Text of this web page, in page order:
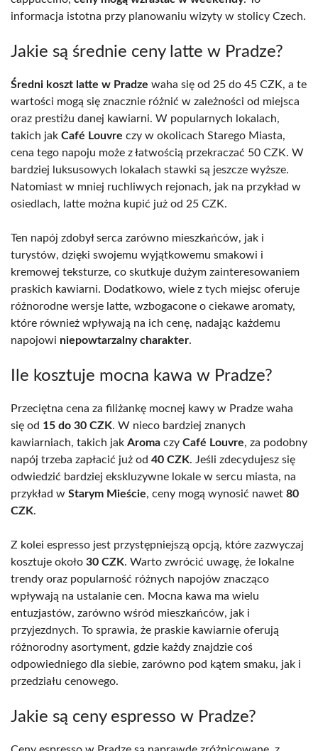
informacja istotna przy planowaniu wizyty w stolicy Czech.
Jakie są średnie ceny latte w Pradze?
Średni koszt latte w Pradze waha się od 25 do 45 CZK, a te
wartości mogą się znacznie różnić w zależności od miejsca
oraz prestiżu danej kawiarni. W popularnych lokalach,
takich jak Café Louvre czy w okolicach Starego Miasta,
cena tego napoju może z łatwością przekraczać 50 CZK. W
bardziej luksusowych lokalach stawki są jeszcze wyższe.
Natomiast w mniej ruchliwych rejonach, jak na przykład w
osiedlach, latte można kupić już od 25 CZK.
Ten napój zdobył serca zarówno mieszkańców, jak i
turystów, dzięki swojemu wyjątkowemu smakowi i
kremowej teksturze, co skutkuje dużym zainteresowaniem
praskich kawiarni. Dodatkowo, wiele z tych miejsc oferuje
różnorodne wersje latte, wzbogacone o ciekawe aromaty,
które również wpływają na ich cenę, nadając każdemu
napojowi niepowtarzalny charakter.
Ile kosztuje mocna kawa w Pradze?
Przeciętna cena za filiżankę mocnej kawy w Pradze waha
się od 15 do 30 CZK. W nieco bardziej znanych
kawiarniach, takich jak Aroma czy Café Louvre, za podobny
napój trzeba zapłacić już od 40 CZK. Jeśli zdecydujesz się
odwiedzić bardziej ekskluzywne lokale w sercu miasta, na
przykład w Starym Mieście, ceny mogą wynosić nawet 80
CZK.
Z kolei espresso jest przystępniejszą opcją, które zazwyczaj
kosztuje około 30 CZK. Warto zwrócić uwagę, że lokalne
trendy oraz popularność różnych napojów znacząco
wpływają na ustalanie cen. Mocna kawa ma wielu
entuzjastów, zarówno wśród mieszkańców, jak i
przyjezdnych. To sprawia, że praskie kawiarnie oferują
różnorodny asortyment, gdzie każdy znajdzie coś
odpowiedniego dla siebie, zarówno pod kątem smaku, jak i
przedziału cenowego.
Jakie są ceny espresso w Pradze?